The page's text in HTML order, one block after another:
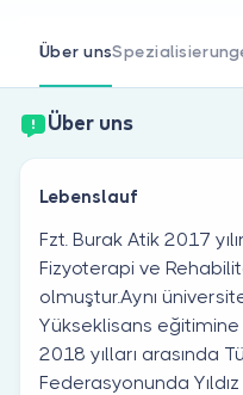
Über uns
Über uns
Lebenslauf
Fzt. Burak Atik 2017
Fizyoterapi ve
olmuştur.Aynı
Yükseklisans
2018 yılları arasında
Federasyonunda Yıldız